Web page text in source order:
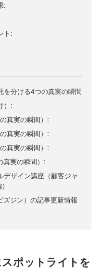
:
ト:
を分ける4つの真実の瞬間
）:
真実の瞬間）:
真実の瞬間）:
真実の瞬間）:
真実の瞬間）:
デザイン講座（顧客ジャ
ジン）の記事更新情報
ポットライトを